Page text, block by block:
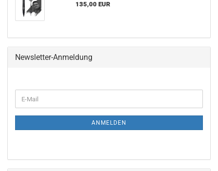
135,00 EUR
Newsletter-Anmeldung
ZUR
E-
Mail
ANMELDEN